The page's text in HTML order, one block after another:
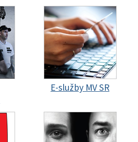
E-služby MV SR